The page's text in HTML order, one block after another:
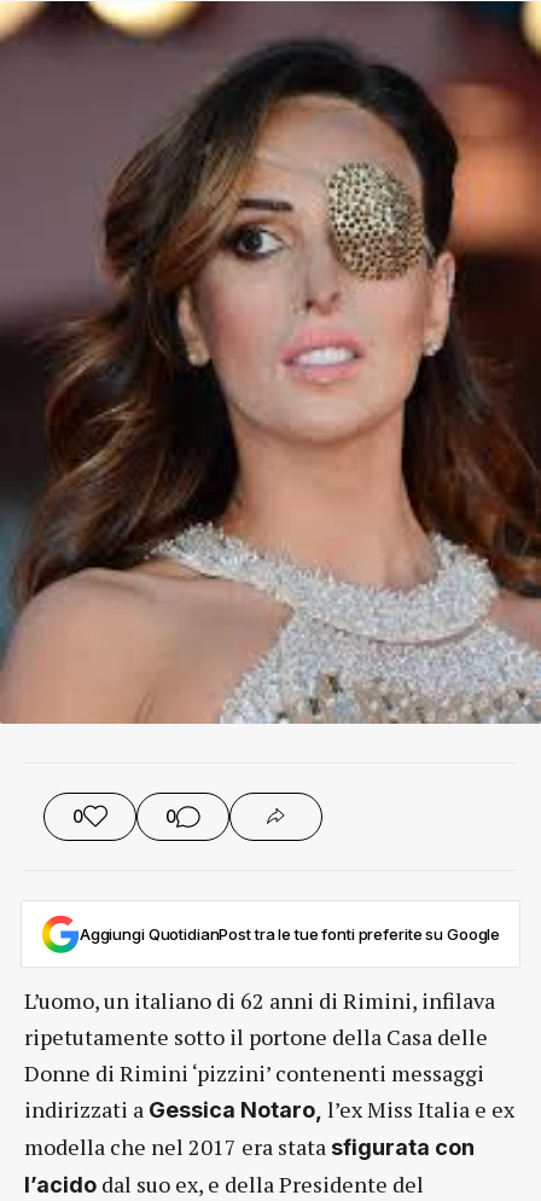
0 0
Aggiungi QuotidianPost tra le tue fonti preferite su Google
L’uomo, un italiano di 62 anni di Rimini, infilava
ripetutamente sotto il portone della Casa delle
Donne di Rimini ‘pizzini’ contenenti messaggi
indirizzati a Gessica Notaro, l’ex Miss Italia e ex
modella che nel 2017 era statasfigurata con
l’acido dal suo ex, e della Presidente del